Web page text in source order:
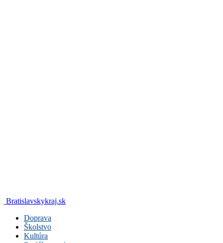
Bratislavskykraj.sk
Doprava
Školstvo
Kultúra